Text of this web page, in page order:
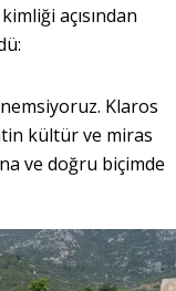
açısından
Klaros
kültür ve miras
ve doğru biçimde